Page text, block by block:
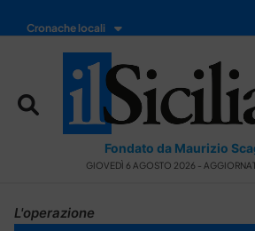
Cronache locali
Fondato da Maurizio
GIOVEDÌ 6 AGOSTO 2026 -
L'operazione